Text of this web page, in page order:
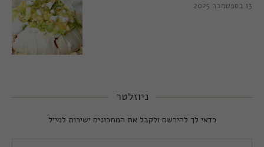
13 בספטמבר 2025
ניוזלטר
כדאי לך להירשם ולקבל את המתכונים ישירות למייל